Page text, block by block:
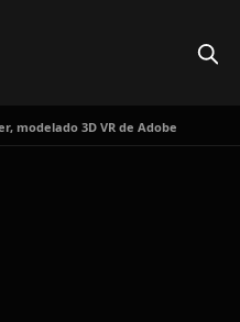
modelado 3D VR de Adobe